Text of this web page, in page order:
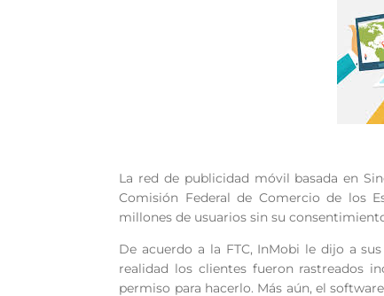
La red de publicidad móvil basada en
Comisión Federal de Comercio de los
millones de usuarios sin su
De acuerdo a la FTC, InMobi le dijo a
realidad los clientes fueron rastreados
permiso para hacerlo. Más aún, el